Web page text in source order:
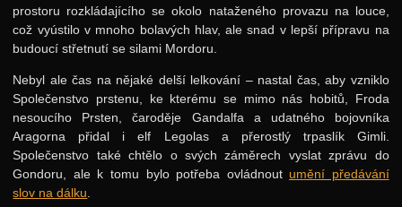
prostoru rozkládajícího se okolo nataženého provazu na louce,
což vyústilo v mnoho bolavých hlav, ale snad v lepší přípravu na
budoucí střetnutí se silami Mordoru.
Nebyl ale čas na nějaké delší lelkování – nastal čas, aby vzniklo
Společenstvo prstenu, ke kterému se mimo nás hobitů, Froda
nesoucího Prsten, čaroděje Gandalfa a udatného bojovníka
Aragorna přidal i elf Legolas a přerostlý trpaslík Gimli.
Společenstvo také chtělo o svých záměrech vyslat zprávu do
Gondoru, ale k tomu bylo potřeba ovládnout umění předávání
slov na dálku
Jarní 2014
Podzimní 2013
Jarní 2013
Podzimní 2012
Jarní 2012
Podzimní 2011
Jarní 2011